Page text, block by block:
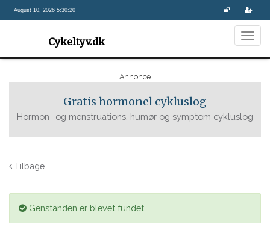
August 10, 2026 5:30:20
Cykeltyv.dk
Annonce
Gratis hormonel cykluslog
Hormon- og menstruations, humør og symptom cykluslog
Tilbage
Genstanden er blevet fundet